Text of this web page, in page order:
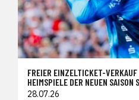
FREIER EINZELTICKET-
HEIMSPIELE DER NEUEN SAISON
28.07.26